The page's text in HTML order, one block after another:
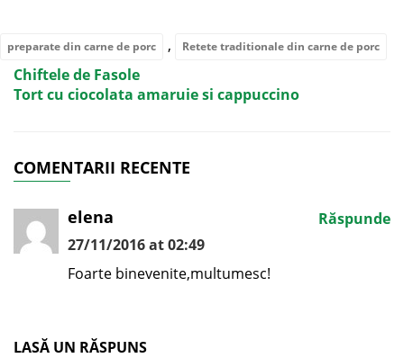
preparate din carne de porc , Retete traditionale din carne de porc
Chiftele de Fasole
Tort cu ciocolata amaruie si cappuccino
COMENTARII RECENTE
elena
27/11/2016 at 02:49
Foarte binevenite,multumesc!
Răspunde
LASĂ UN RĂSPUNS